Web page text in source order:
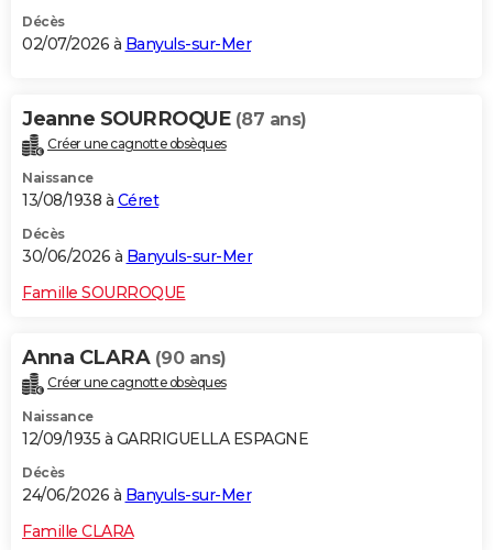
Décès
02/07/2026 à Banyuls-sur-Mer
Jeanne SOURROQUE (87 ans)
Créer une cagnotte obsèques
Naissance
13/08/1938 à Céret
Décès
30/06/2026 à Banyuls-sur-Mer
Famille SOURROQUE
Anna CLARA (90 ans)
Créer une cagnotte obsèques
Naissance
12/09/1935 à GARRIGUELLA ESPAGNE
Décès
24/06/2026 à Banyuls-sur-Mer
Famille CLARA